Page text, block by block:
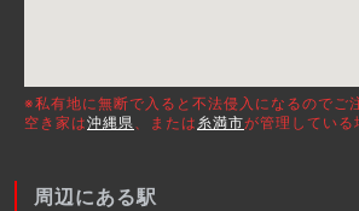
※私有地に無断で入ると不法侵入になるのでご
空き家は沖縄県、または 糸満市が管理している
周辺にある駅